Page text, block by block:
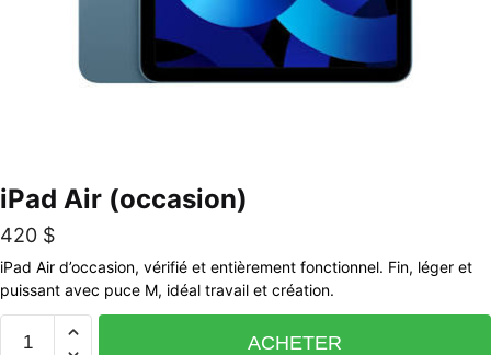
iPad Air (occasion)
420 $
iPad Air d’occasion, vérifié et entièrement fonctionnel. Fin, léger et
puissant avec puce M, idéal travail et création.
ACHETER